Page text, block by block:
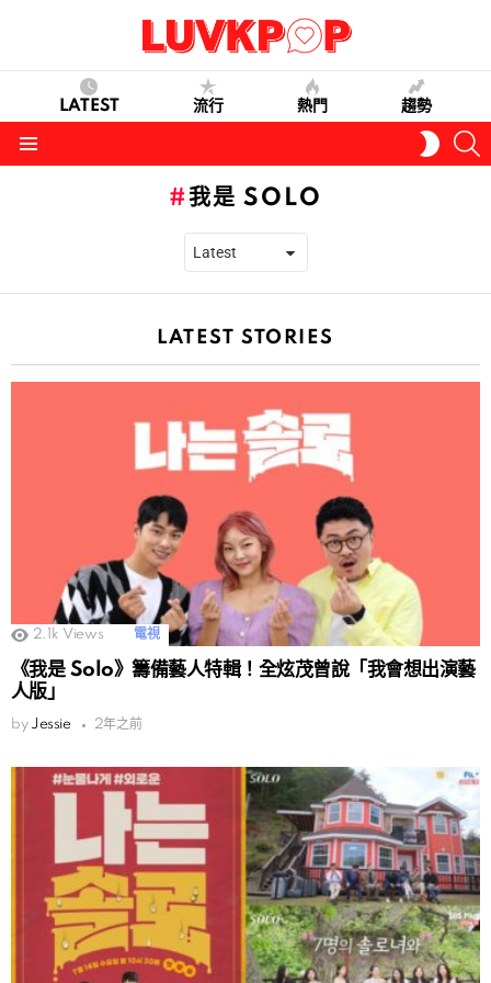
LATEST 流行 熱門 趨勢
SKIN
我是 SOLO
LATEST STORIES
2.1k Views 電視
《我是 Solo》籌備藝人特輯！全炫茂曾說「我會想出演藝
人版」
by Jessie 2年之前